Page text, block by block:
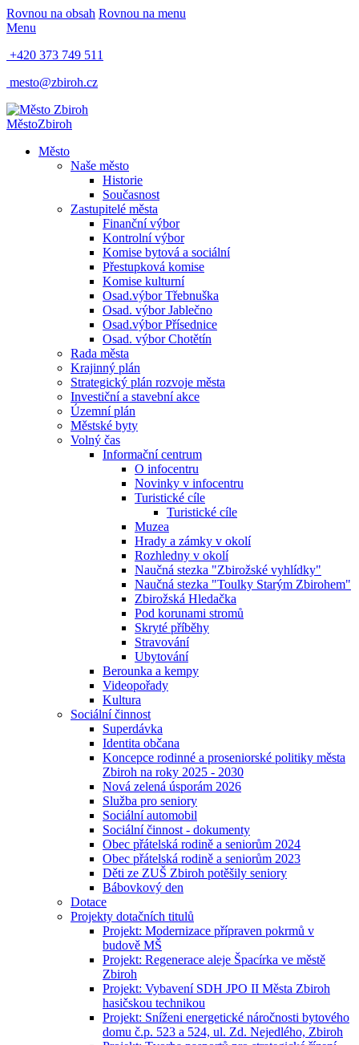
Rovnou na obsah Rovnou na menu
Menu
+420 373 749 511
mesto@zbiroh.cz
MěstoZbiroh
Město
Naše město
Historie
Současnost
Zastupitelé města
Finanční výbor
Kontrolní výbor
Komise bytová a sociální
Přestupková komise
Komise kulturní
Osad.výbor Třebnuška
Osad. výbor Jablečno
Osad.výbor Přísednice
Osad. výbor Chotětín
Rada města
Krajinný plán
Strategický plán rozvoje města
Investiční a stavební akce
Územní plán
Městské byty
Volný čas
Informační centrum
O infocentru
Novinky v infocentru
Turistické cíle
Turistické cíle
Muzea
Hrady a zámky v okolí
Rozhledny v okolí
Naučná stezka "Zbirožské vyhlídky"
Naučná stezka "Toulky Starým Zbirohem"
Zbirožská Hledačka
Pod korunami stromů
Skryté příběhy
Stravování
Ubytování
Berounka a kempy
Videopořady
Kultura
Sociální činnost
Superdávka
Identita občana
Koncepce rodinné a proseniorské politiky města
Zbiroh na roky 2025 - 2030
Nová zelená úsporám 2026
Služba pro seniory
Sociální automobil
Sociální činnost - dokumenty
Obec přátelská rodině a seniorům 2024
Obec přátelská rodině a seniorům 2023
Děti ze ZUŠ Zbiroh potěšily seniory
Bábovkový den
Dotace
Projekty dotačních titulů
Projekt: Modernizace přípraven pokrmů v
budově MŠ
Projekt: Regenerace aleje Špacírka ve městě
Zbiroh
Projekt: Vybavení SDH JPO II Města Zbiroh
hasičskou technikou
Projekt: Sníženi energetické náročnosti bytového
domu č.p. 523 a 524, ul. Zd. Nejedlého, Zbiroh